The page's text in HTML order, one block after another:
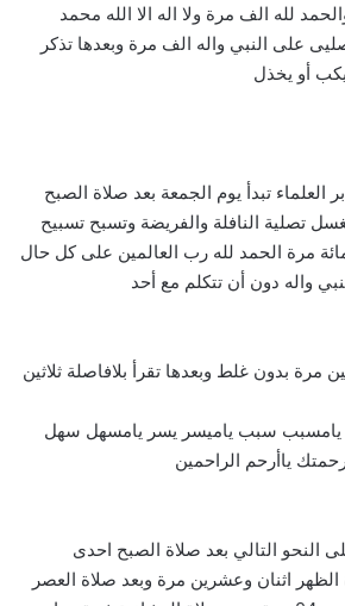
لله الف مرة ولا اله الا الله محمد
على النبي واله الف مرة وبعدها تذكر
أو يخذل
تبدأ يوم الجمعة بعد صلاة الصبح
تصلية النافلة والفريضة وتسبح تسبيح
مرة الحمد لله رب العالمين على كل حال
واله دون أن تتكلم مع أحد
مرة بدون غلط وبعدها تقرأ بلافاصلة ثلاثين
يامسبب سبب ياميسر يسر يامسهل سهل
ياأرحم الراحمين
النحو التالي بعد صلاة الصبح احدى
اثنان وعشرين مرة وبعد صلاة العصر